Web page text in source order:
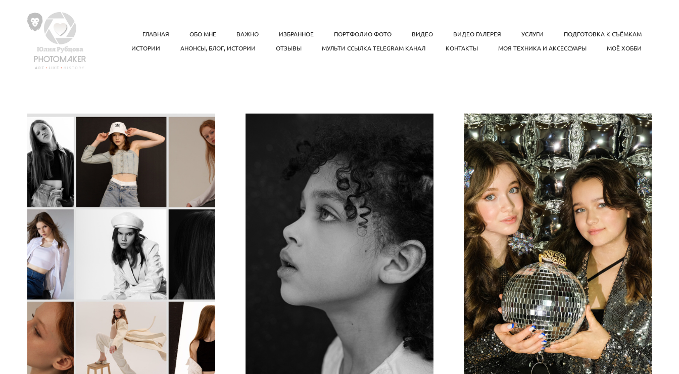
ГЛАВНАЯ ОБО МНЕ ВАЖНО ИЗБРАННОЕ ПОРТФОЛИО ФОТО ВИДЕО ВИДЕО ГАЛЕРЕЯ УСЛУГИ
ПОДГОТОВКА К СЪЁМКАМ
ИСТОРИИ
АНОНСЫ, БЛОГ, ИСТОРИИ ОТЗЫВЫ МУЛЬТИ ССЫЛКА TELEGRAM КАНАЛ КОНТАКТЫ МОЯ ТЕХНИКА И АКСЕССУАРЫ МОЁ ХОББИ